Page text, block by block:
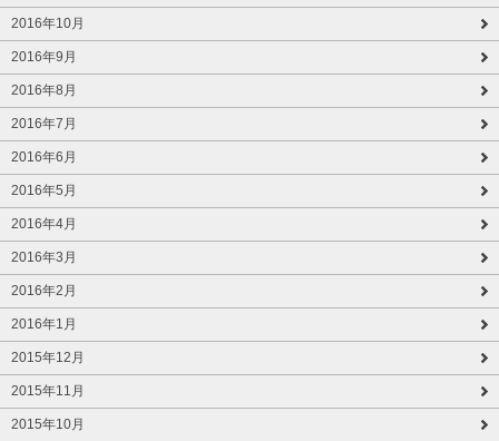
2016年10月
2016年9月
2016年8月
2016年7月
2016年6月
2016年5月
2016年4月
2016年3月
2016年2月
2016年1月
2015年12月
2015年11月
2015年10月